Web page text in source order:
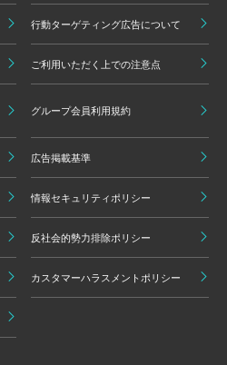
行動ターゲティング広告について
ご利用いただく上での注意点
グループ会員利用規約
広告掲載基準
情報セキュリティポリシー
反社会的勢力排除ポリシー
カスタマーハラスメントポリシー